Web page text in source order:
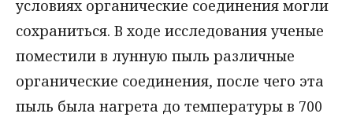
условиях органические соединения могли
сохраниться. В ходе исследования ученые
поместили в лунную пыль различные
органические соединения, после чего эта
пыль была нагрета до температуры в 700